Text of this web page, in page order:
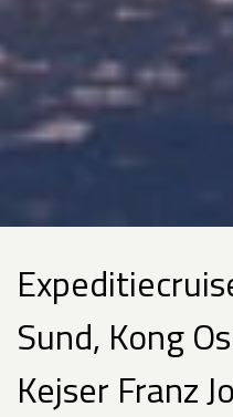
Sund, Kong
Kejser Franz